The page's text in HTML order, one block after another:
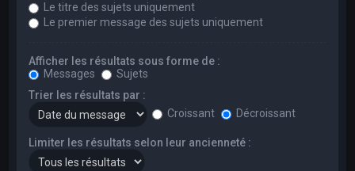
Le titre des sujets uniquement
Le premier message des sujets uniquement
Afficher les résultats sous forme de :
Messages
Sujets
Trier les résultats par :
Croissant
Décroissant
Limiter les résultats selon leur ancienneté :